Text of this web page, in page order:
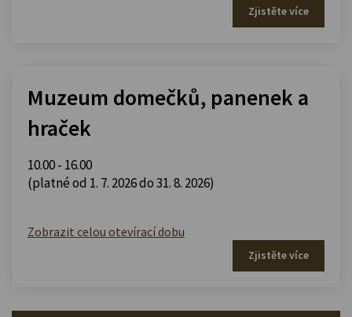
Zjistěte více
Muzeum domečků, panenek a
hraček
10.00 - 16.00
(platné od 1. 7. 2026 do 31. 8. 2026)
Zobrazit celou otevírací dobu
Zjistěte více